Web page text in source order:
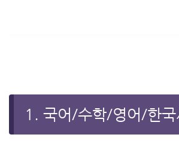
1. 국어/수학/영어/한국